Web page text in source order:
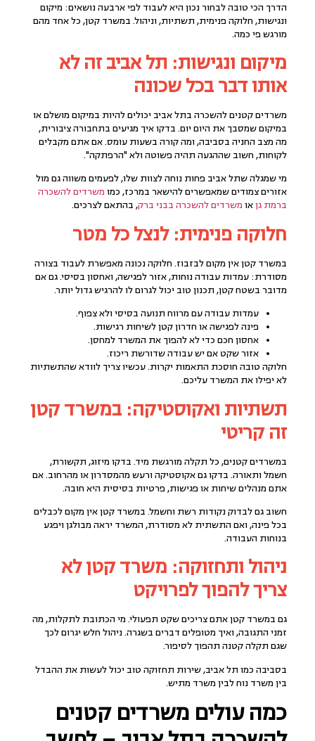
הדרך הכי טובה לבחור נכון היא לעבוד לפי ארבעה נושאים: מיקום
ונגישות, חלוקה פנימית, תשתיות, וניהול. במשרד קטן, כל אחד מהם
מורגש פי כמה.
מיקום ונגישות: תל אביב זה לא
אותו דבר בכל שכונה
משרדים קטנים להשכרה בתל אביב יכולים להיות במיקום מושלם או
במיקום שמסבך את היום יום. בדקו איך מגיעים בתחבורה ציבורית,
מה מצב החניה בסביבה, ומה קורה בשעות עומס. אם אתם מקבלים
לקוחות, חשוב שההגעה תהיה פשוטה ולא "הרפתקה".
מי שמגלה שתל אביב פחות נוחה לצוות שלו, לפעמים משווה גם מול
אזורים צמודים שמאפשרים להישאר במרכז, כמו משרדים להשכרה
ברמת גןאו משרדים להשכרה בבני ברק, בהתאם לצרכים.
חלוקה פנימית: לנצל כל מטר
במשרד קטן אין מקום לבזבוז. חלוקה נכונה מאפשרת לעבוד בצורה
מסודרת: עמדות עבודה נוחות, אזור לפגישה, ואחסון בסיסי. גם אם
מדובר בשטח קטן, תכנון טוב יכול לגרום לו להרגיש גדול יותר.
עמדות עבודה עם מרווח תנועה בסיסי ולא צפוף.
פינה לפגישה או חדרון קטן לשיחות רגישות.
אחסון חכם כדי לא להפוך את המשרד למחסן.
אזור שקט אם יש עבודה שדורשת ריכוז.
חלוקה טובה חוסכת התאמות יקרות. עכשיו צריך לוודא שהתשתיות
לא יפילו את המשרד עליכם.
תשתיות ואקוסטיקה: במשרד קטן
זה קריטי
במשרדים קטנים, כל תקלה מורגשת מיד. בדקו מיזוג, תקשורת,
חשמל ותאורה. בדקו גם אקוסטיקה ורעש מהמסדרון או מהרחוב. אם
אתם מנהלים שיחות או פגישות, פרטיות בסיסית היא חובה.
חשוב גם לבדוק נקודות רשת וחשמל. במשרד קטן אין מקום לכבלים
בכל פינה, ואם התשתית לא מסודרת, המשרד יראה מבולגן ויפגע
בנוחות העבודה.
ניהול ותחזוקה: משרד קטן לא
צריך להפוך לפרויקט
גם במשרד קטן אתם צריכים שקט תפעולי. מי הכתובת לתקלות, מה
זמני התגובה, ואיך מטופלים דברים בשגרה. ניהול חלש יגרום לכך
שגם תקלה קטנה תהפוך לסיפור.
בסביבה כמו תל אביב, שירות תחזוקה טוב יכול לעשות את ההבדל
בין משרד נוח לבין משרד מתיש.
כמה עולים משרדים קטנים